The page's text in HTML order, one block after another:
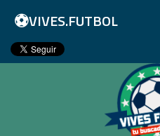
⚽VIVES.FUTBOL
Inicio